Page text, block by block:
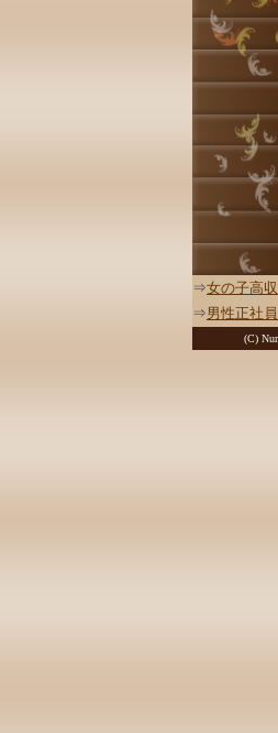
⇒女の子高
⇒男性正社
(C)